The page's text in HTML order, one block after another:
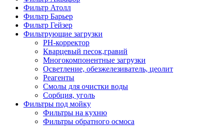
Фильтр Атолл
Фильтр Барьер
Фильтр Гейзер
Фильтрующие загрузки
PH-корректор
Кварцевый песок,гравий
Многокомпонентные загрузки
Осветление, обезжелезиватель, цеолит
Реагенты
Смолы для очистки воды
Сорбция, уголь
Фильтры под мойку
Фильтры на кухню
Фильтры обратного осмоса